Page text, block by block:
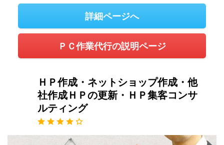
詳細ページへ
ＰＣ作業代行の説明ページ
ＨＰ作成・ネットショップ作成・他
社作成ＨＰの更新・ＨＰ集客コンサ
ルティング